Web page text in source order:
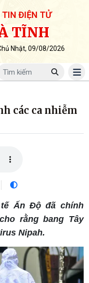
TIN ĐIỆN TỬ
TĨNH
Nhật, 09/08/2026
các ca nhiễm
Ấn Độ đã chính
rằng bang Tây
Nipah.